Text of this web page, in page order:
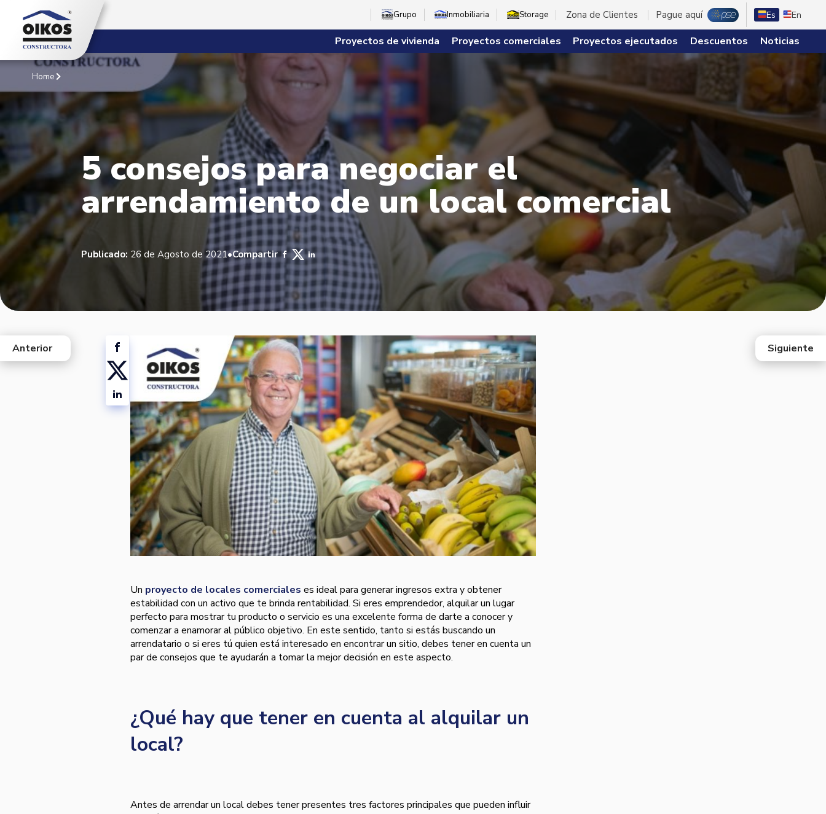
Grupo Inmobiliaria Storage Zona de Clientes Pague aquí Es En
Proyectos de vivienda Proyectos comerciales Proyectos ejecutados Descuentos Noticias
Home
5 consejos para negociar el
arrendamiento de un local comercial
Publicado: 26 de Agosto de 2021•Compartir
Un proyecto de locales comerciales es ideal para generar ingresos extra y obtener
estabilidad con un activo que te brinda rentabilidad. Si eres emprendedor, alquilar un lugar
perfecto para mostrar tu producto o servicio es una excelente forma de darte a conocer y
comenzar a enamorar al público objetivo. En este sentido, tanto si estás buscando un
arrendatario o si eres tú quien está interesado en encontrar un sitio, debes tener en cuenta un
par de consejos que te ayudarán a tomar la mejor decisión en este aspecto.
¿Qué hay que tener en cuenta al alquilar un
local?
Antes de arrendar un local debes tener presentes tres factores principales que pueden influir
west
Anterior Siguiente